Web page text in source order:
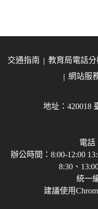
交通指南 教育局電話
網站服
地址：420018
電話
辦公時間：8:00-12:00
8:30、
統一
建議使用